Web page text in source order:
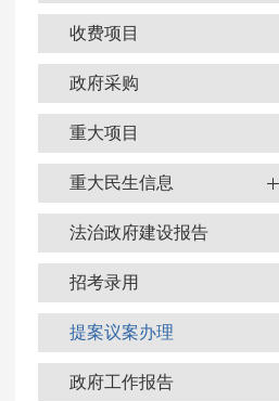
收费项目
政府采购
重大项目
重大民生信息
法治政府建设报告
招考录用
提案议案办理
政府工作报告